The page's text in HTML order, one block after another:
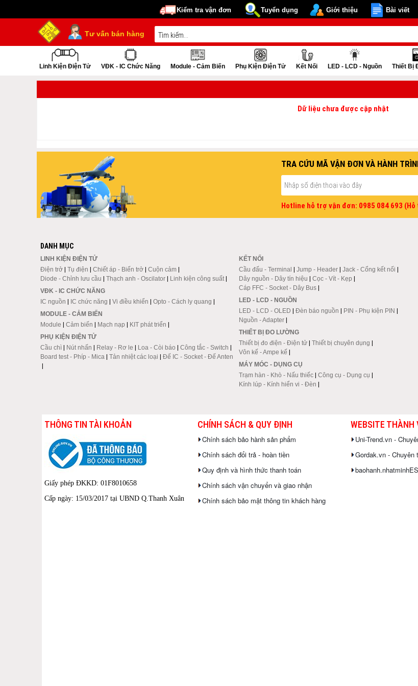
Kiểm tra vận đơn Tuyển dụng Giới thiệu Bài viết
Tư vấn bán hàng
Linh Kiện Điện Tử VĐK - IC Chức Năng Module - Cảm Biến Phụ Kiện Điện Tử Kết Nối LED - LCD - Nguồn Thiết Bị
Dữ liệu chưa được cập nhật
TRA CỨU MÃ VẬN ĐƠN VÀ HÀNH
Hotline hỗ trợ vận đơn: 0985 084 693
DANH MỤC
LINH KIỆN ĐIỆN TỬ
Điện trở| Tụ điện | Chiết áp - Biến trở| Cuộn cảm|
Diode - Chỉnh lưu cầu | Thạch anh - Oscilator| Linh kiện công suất|
VĐK - IC CHỨC NĂNG
IC nguồn | IC chức năng | Vi điều khiển | Opto - Cách ly quang |
MODULE - CẢM BIẾN
Module | Cảm biến | Mạch nạp | KIT phát triển |
PHỤ KIỆN ĐIỆN TỬ
Cầu chì| Nút nhấn | Relay - Rơ le | Loa - Còi báo | Công tắc - Switch |
Board test - Phíp - Mica | Tản nhiệt các loại | Đế IC - Socket - Đế Anten
|
KẾT NỐI
Cầu đấu - Terminal | Jump - Header| Jack - Cổng kết nối |
Dây nguồn - Dây tín hiệu | Cọc - Vít - Kẹp |
Cáp FFC - Socket - Dây Bus|
LED - LCD - NGUỒN
LED - LCD - OLED | Đèn báo nguồn | PIN - Phụ kiện PIN |
Nguồn - Adapter|
THIẾT BỊ ĐO LƯỜNG
Thiết bị đo điện - Điện tử| Thiết bị chuyên dụng |
Vôn kế - Ampe kế |
MÁY MÓC - DỤNG CỤ
Trạm hàn - Khò - Nấu thiếc| Công cụ - Dụng cụ |
Kính lúp - Kính hiển vi - Đèn |
THÔNG TIN TÀI KHOẢN
Giấy phép ĐKKD: 01F8010658
Cấp ngày: 15/03/2017 tại UBND Q.Thanh Xuân
CHÍNH SÁCH & QUY ĐỊNH
Chính sách bảo hành sản phẩm
Chính sách đổi trả - hoàn tiền
Quy định và hình thức thanh toán
Chính sách vận chuyển và giao nhận
Chính sách bảo mật thông tin khách hàng
WEBSITE THÀNH
Uni-Trend.vn -
Gordak.vn - Chuyên